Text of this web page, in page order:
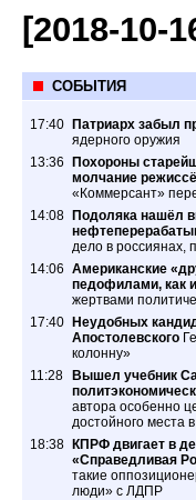
[2018-10-
СОБЫТИЯ
17:40 Патриарх забыл
ядерного оружия
13:36 Похороны
молчание
«Коммерсант»
14:08 Подоляка нашёл
дело в россиянах,
14:06 Американские
педофилами, как
жертвами
17:40 Неудобных
Апостолевского
колонну»
11:28 Вышел учебник
автора особенно
достойного места
18:38 КПРФ двигает в
«Справедливая
такие
люди» с ЛДПР